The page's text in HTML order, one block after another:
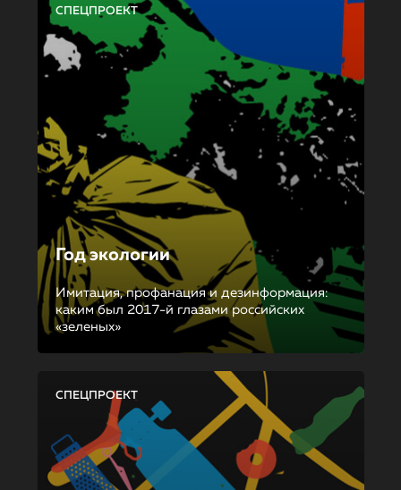
СПЕЦПРОЕКТ
Год экологии
Имитация, профанация и дезинформация:
каким был 2017-й глазами российских
«зеленых»
СПЕЦПРОЕКТ